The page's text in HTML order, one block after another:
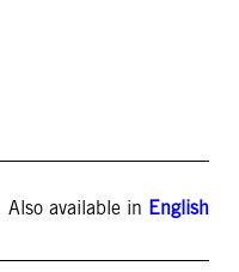
Also available in English